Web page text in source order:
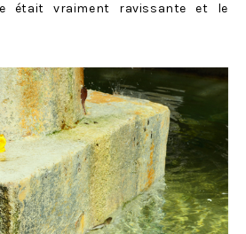
était vraiment ravissante et le